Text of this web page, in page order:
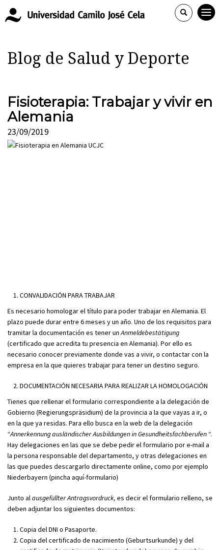
Blog de Salud y Deporte
Fisioterapia: Trabajar y vivir en
Alemania
23/09/2019
CONVALIDACIÓN PARA TRABAJAR
Es necesario homologar el título para poder trabajar en Alemania. El
plazo puede durar entre 6 meses y un año. Uno de los requisitos para
tramitar la documentación es tener unAnmeldebestätigung
(certificado que acredita tu presencia en Alemania). Por ello es
necesario conocer previamente donde vas a vivir, o contactar con la
empresa en la que quieres trabajar para tener un destino seguro.
DOCUMENTACIÓN NECESARIA PARA REALIZAR LA HOMOLOGACIÓN
Tienes que rellenar el formulario correspondiente a la delegación de
Gobierno (Regierungspräsidium) de la provincia a la que vayas a ir, o
en la que ya residas. Para ello busca en la web de la delegación
“Annerkennung ausländischer Ausbildungen in Gesundheitsfachberufen “.
Hay delegaciones en las que se debe pedir el formulario por e-mail a
la persona responsable del departamento, y otras delegaciones en
las que puedes descargarlo directamente online, como por ejemplo
Niederbayern (pincha aquí-formulario)
Junto alausgefüllter Antragsvordruck, es decir el formulario relleno, se
deben adjuntar los siguientes documentos:
Copia del DNI o Pasaporte.
Copia del certificado de nacimiento (Geburtsurkunde) y del